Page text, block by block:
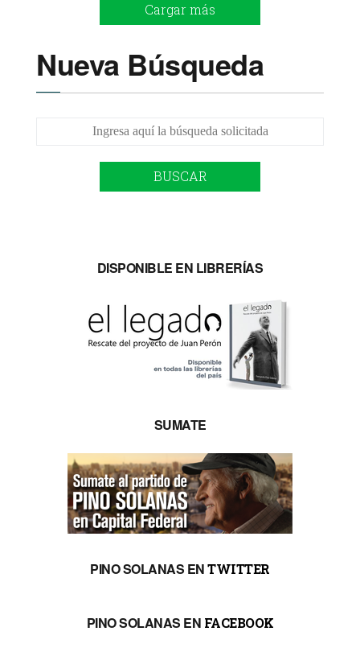
Cargar más
Nueva Búsqueda
BUSCAR
DISPONIBLE EN LIBRERÍAS
SUMATE
PINO SOLANAS ENTWITTER
PINO SOLANAS EN FACEBOOK